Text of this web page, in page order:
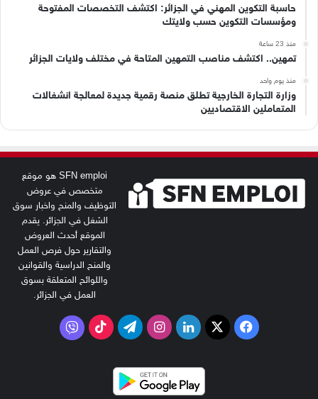
حاسبة التكوين المهني في الجزائر: اكتشف التخصصات المفتوحة
ومؤسسات التكوين حسب ولايتك
منذ 23 ساعة
تمهين.. اكتشف مناصب التمهين المتاحة في مختلف ولايات الجزائر
منذ يوم واحد
وزارة التجارة الخارجية تطلق منصة رقمية جديدة لمعالجة انشغالات
المتعاملين الاقتصاديين
SFN emploi هو موقع
متخصص في عروض
التوظيف والمنح واخبار سوق
الشغل في الجزائر. يقدم
الموقع أحدث العروض
والتقارير حول فرص العمل
والمنح الدراسية والقوانين
واللوائح المتعلقة بسوق
العمل في الجزائر.
فيسبوك
‫X لينكدإنانستقرامتيلقرام‫TikTokفايبر